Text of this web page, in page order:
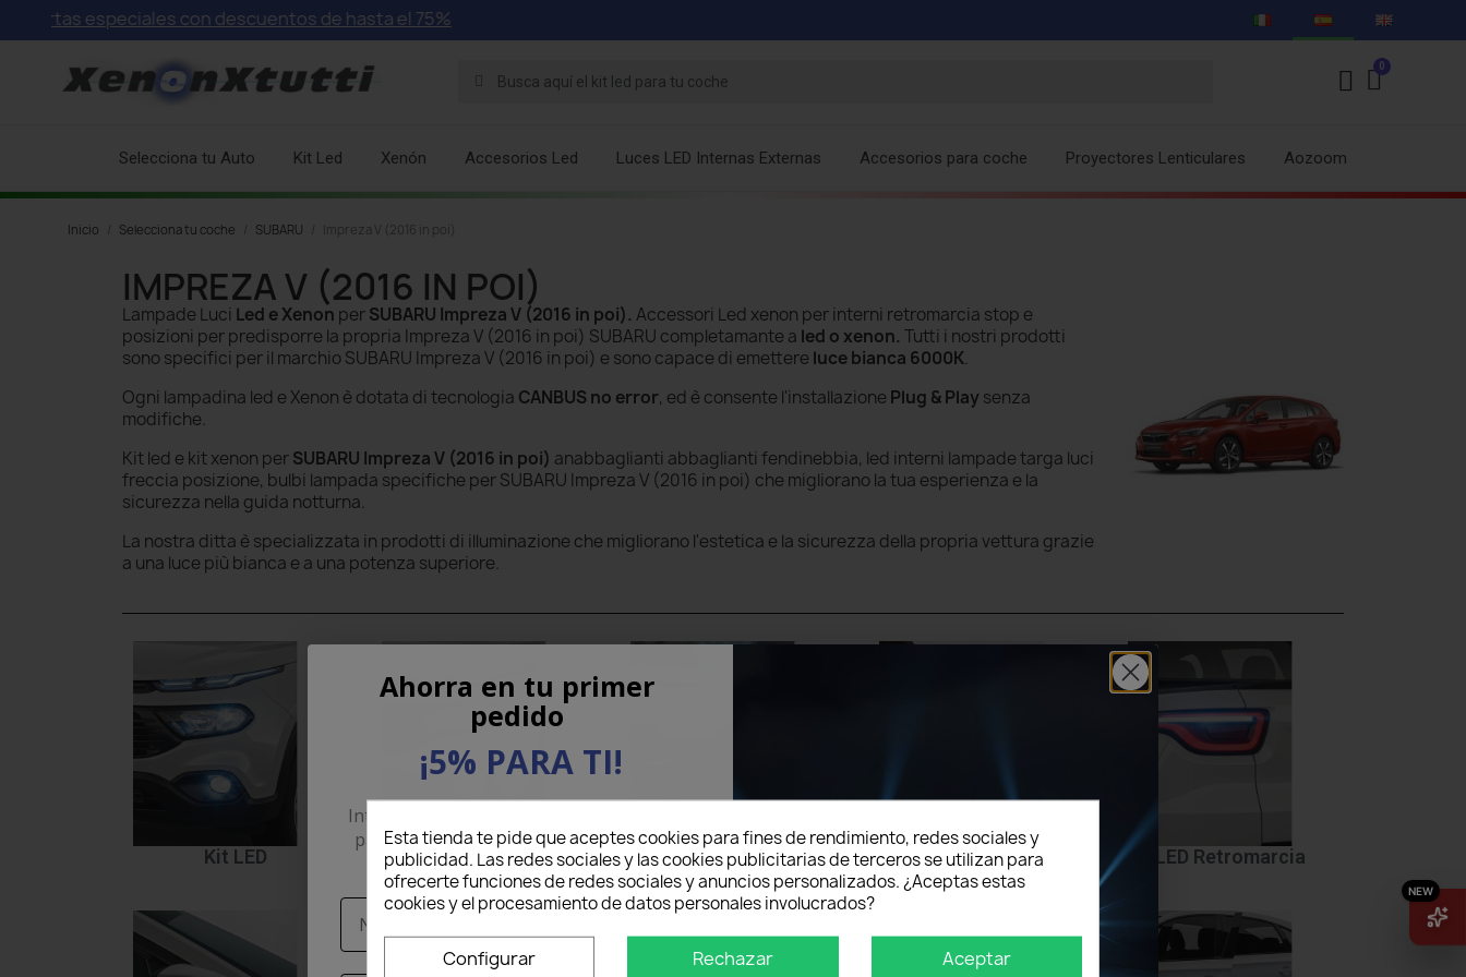
especiales con descuentos de hasta el 75%
Selecciona tu Auto Kit Led Xenón Accesorios Led Luces LED Internas Externas Accesorios para coche Proyectores Lenticulares Aozoom
Inicio Selecciona tu coche SUBARU Impreza V (2016 in poi)
IMPREZA V (2016 IN POI)
Lampade Luci Led e Xenon perSUBARU Impreza V (2016 in poi). Accessori Led xenon per interni retromarcia stop e
posizioni per predisporre la propria Impreza V (2016 in poi) SUBARU completamante a led o xenon. Tutti i nostri prodotti
sono specifici per il marchio SUBARU Impreza V (2016 in poi) e sono capace di emettere luce bianca 6000K.
Ogni lampadina led e Xenon è dotata di tecnologia CANBUS no error, ed è consente l'installazione Plug & Playsenza
modifiche.
Kit led e kit xenon perSUBARU Impreza V (2016 in poi) anabbaglianti abbaglianti fendinebbia, led interni lampade targa luci
freccia posizione, bulbi lampada specifiche per SUBARU Impreza V (2016 in poi) che migliorano la tua esperienza e la
sicurezza nella guida notturna.
La nostra ditta è specializzata in prodotti di illuminazione che migliorano l'estetica e la sicurezza della propria vettura grazie
a una luce più bianca e a una potenza superiore.
Kit LED Kit Xenon Kit LED Interni LED Targa LED Retromarcia
Esta tienda te pide que aceptes cookies para fines de rendimiento, redes sociales y
publicidad. Las redes sociales y las cookies publicitarias de terceros se utilizan para
ofrecerte funciones de redes sociales y anuncios personalizados. ¿Aceptas estas
cookies y el procesamiento de datos personales involucrados?
Configurar Rechazar Aceptar
Ahorra en tu primer
pedido
¡5% PARA TI!
Introduce tu correo electrónico aquí abajo
para recibir un5% DE DESCUENTOen tu
primer pedido.
Nome